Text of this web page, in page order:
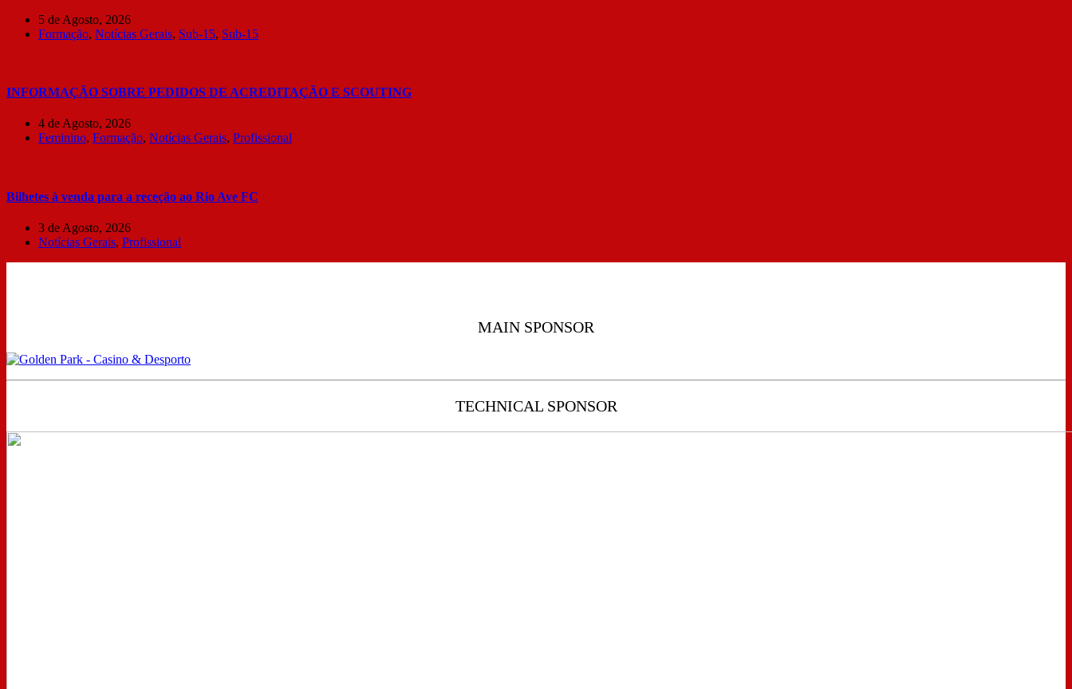
5 de Agosto, 2026
Formação, Notícias Gerais, Sub-15, Sub-15
INFORMAÇÃO SOBRE PEDIDOS DE ACREDITAÇÃO E SCOUTING
4 de Agosto, 2026
Feminino, Formação, Notícias Gerais, Profissional
Bilhetes à venda para a receção ao Rio Ave FC
3 de Agosto, 2026
Notícias Gerais, Profissional
MAIN SPONSOR
TECHNICAL SPONSOR